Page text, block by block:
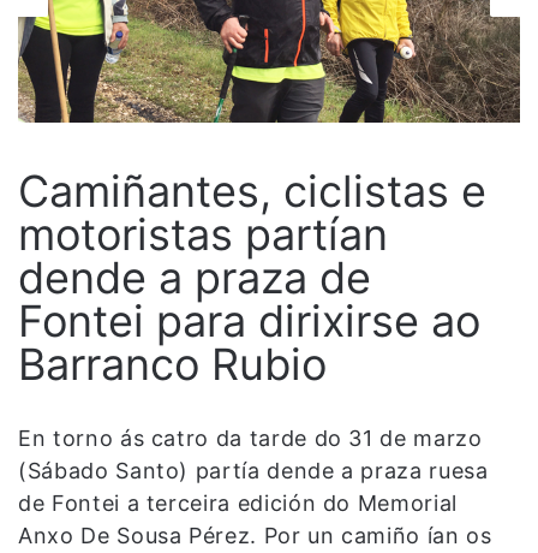
Camiñantes, ciclistas e
motoristas partían
dende a praza de
Fontei para dirixirse ao
Barranco Rubio
En torno ás catro da tarde do 31 de marzo
(Sábado Santo) partía dende a praza ruesa
de Fontei a terceira edición do Memorial
Anxo De Sousa Pérez. Por un camiño ían os